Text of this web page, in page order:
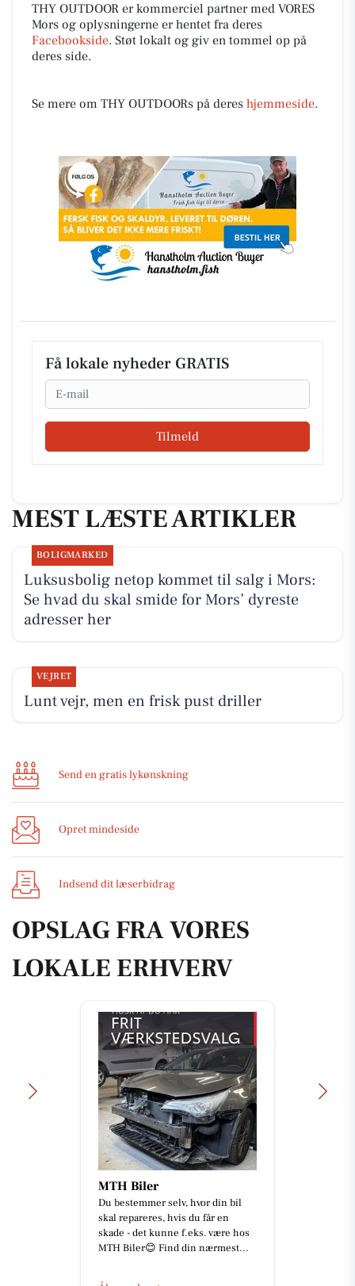
THY OUTDOOR er kommerciel partner med VORES
Mors og oplysningerne er hentet fra deres
Facebookside. Støt lokalt og giv en tommel op på
deres side.
Se mere om THY OUTDOORs på deres hjemmeside.
Få lokale nyheder GRATIS
Email
Tilmeld
MEST LÆSTE ARTIKLER
BOLIGMARKED
Luksusbolig netop kommet til salg i Mors:
Se hvad du skal smide for Mors’ dyreste
adresser her
VEJRET
Lunt vejr, men en frisk pust driller
Send en gratis lykønskning
Opret mindeside
Indsend dit læserbidrag
OPSLAG FRA VORES
LOKALE ERHVERV
MTH Biler
Du bestemmer selv, hvor din bil
skal repareres, hvis du får en
skade - det kunne f.eks. være hos
MTH Biler😊 Find din nærmest...